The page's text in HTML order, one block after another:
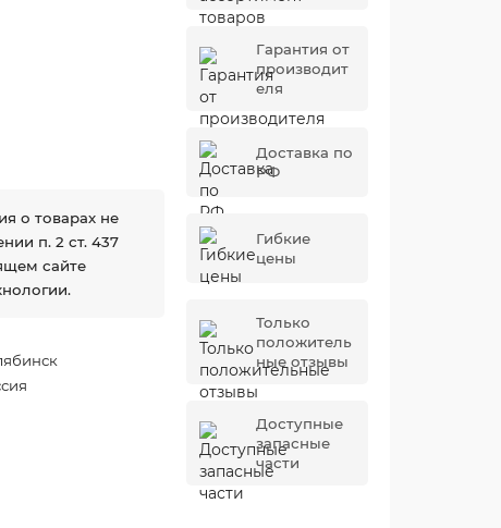
о товарах не
п. 2 ст. 437
сайте
Гарантия от
производит
еля
Доставка по
РФ
Гибкие
цены
Только
положитель
ные отзывы
Доступные
запасные
части